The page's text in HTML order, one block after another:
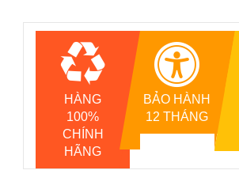
HÀNG
100%
CHÍNH
HÃNG
BẢO HÀNH
12 THÁNG